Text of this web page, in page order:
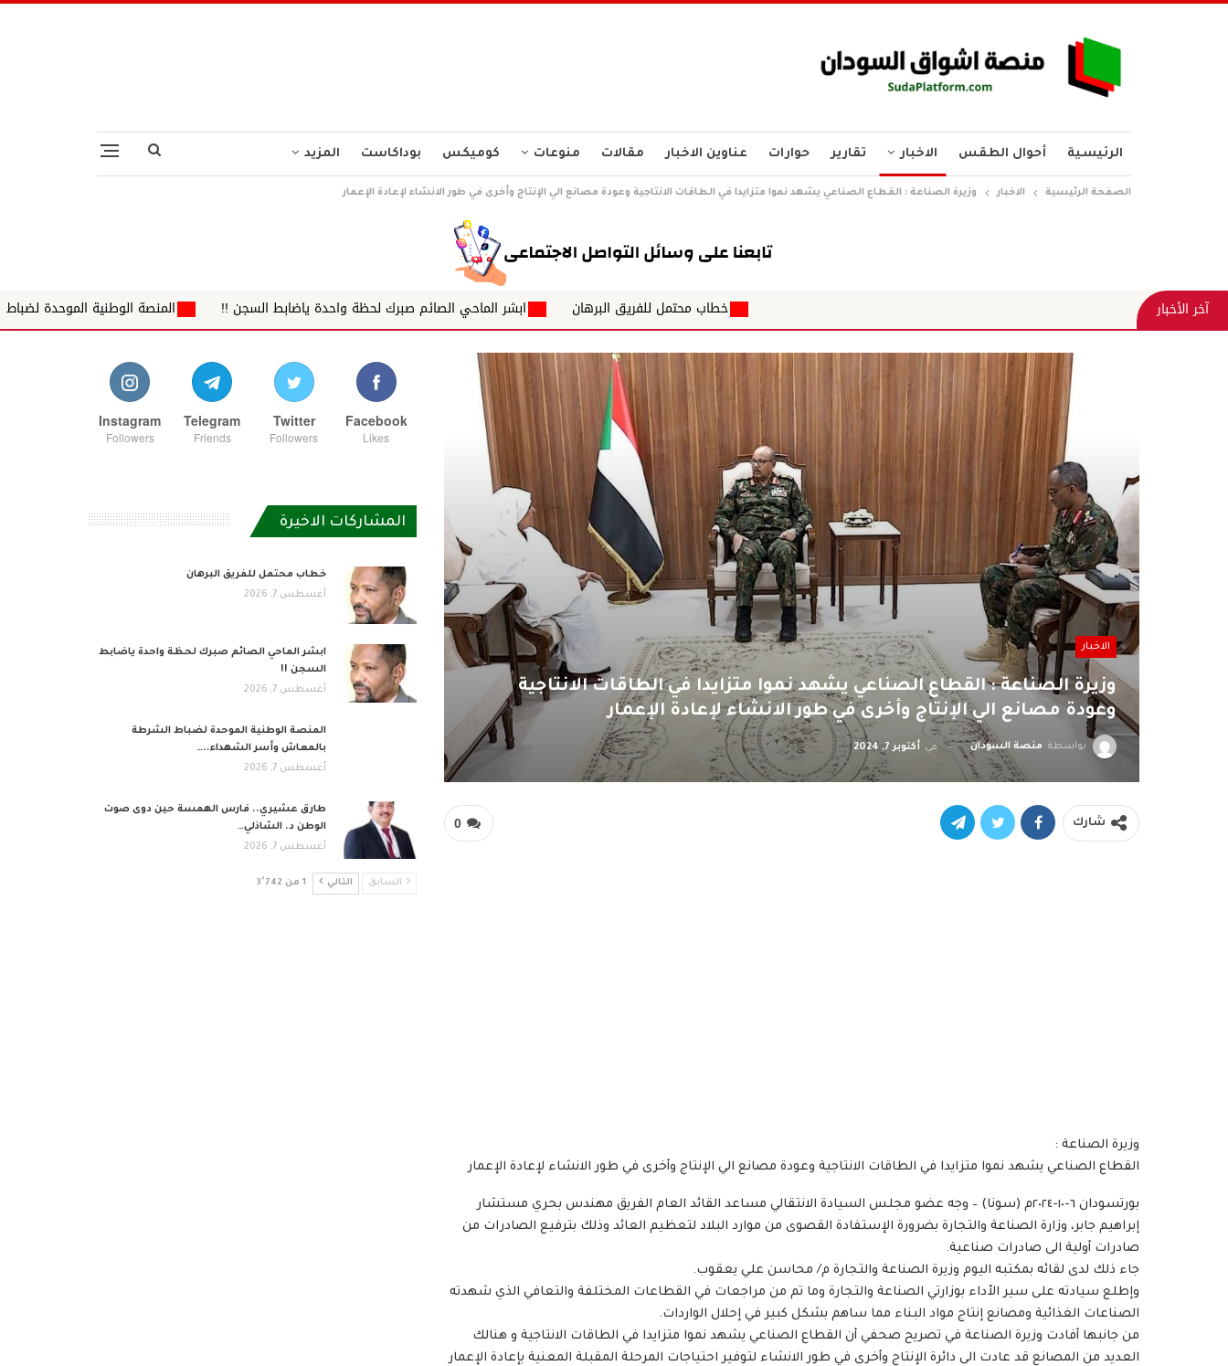
الرئيسية أحوال الطقس الاخبار تقارير حوارات عناوين الاخبار مقالات منوعات كوميكس بوداكاست المزيد
الصفحة الرئيسية الاخبار وزيرة الصناعة : القطاع الصناعي يشهد نموا متزايدا في الطاقات الانتاجية وعودة مصانع الي الإنتاج وأخرى في طور الانشاء لإعادة الإعمار
آخر الأخبار خطاب محتمل للفريق البرهان ابشر الماحي الصائم صبرك لحظة واحدة ياضابط السجن !! المنصة الوطنية الموحدة لضباط الشرطة
الاخبار
وزيرة الصناعة : القطاع الصناعي يشهد نموا متزايدا في الطاقات الانتاجية
وعودة مصانع الي الإنتاج وأخرى في طور الانشاء لإعادة الإعمار
بواسطة منصة السودان في أكتوبر 7, 2024
0 شارك
وزيرة الصناعة :
القطاع الصناعي يشهد نموا متزايدا في الطاقات الانتاجية وعودة مصانع الي الإنتاج وأخرى في طور الانشاء لإعادة الإعمار
بورتسودان ٦-١٠-٢٠٢٤م (سونا) – وجه عضو مجلس السيادة الانتقالي مساعد القائد العام الفريق مهندس بحري مستشار
إبراهيم جابر، وزارة الصناعة والتجارة بضرورة الإستفادة القصوى من موارد البلاد لتعظيم العائد وذلك بترفيع الصادرات من
صادرات أولية الى صادرات صناعية.
جاء ذلك لدى لقائه بمكتبه اليوم وزيرة الصناعة والتجارة م/ محاسن علي يعقوب.
وإطلع سيادته على سير الأداء بوزارتي الصناعة والتجارة وما تم من مراجعات في القطاعات المختلفة والتعافي الذي شهدته
الصناعات الغذائية ومصانع إنتاج مواد البناء مما ساهم بشكل كبير في إحلال الواردات.
من جانبها أفادت وزيرة الصناعة في تصريح صحفي أن القطاع الصناعي يشهد نموا متزايدا في الطاقات الانتاجية و هنالك
العديد من المصانع قد عادت الى دائرة الإنتاج وأخرى في طور الانشاء لتوفير احتياجات المرحلة المقبلة المعنية بإعادة الإعمار
Facebook
Likes
Twitter
Followers
Telegram
Friends
Instagram
Followers
المشاركات الاخيرة
خطاب محتمل للفريق البرهان
أغسطس 7, 2026
ابشر الماحي الصائم صبرك لحظة واحدة ياضابط
السجن !!
أغسطس 7, 2026
المنصة الوطنية الموحدة لضباط الشرطة
بالمعاش وأسر الشهداء..…
أغسطس 7, 2026
طارق عشيري.. فارس الهمسة حين دوى صوت
الوطن د. الشاذلي…
أغسطس 7, 2026
السابق التالي 1 من 3٬742